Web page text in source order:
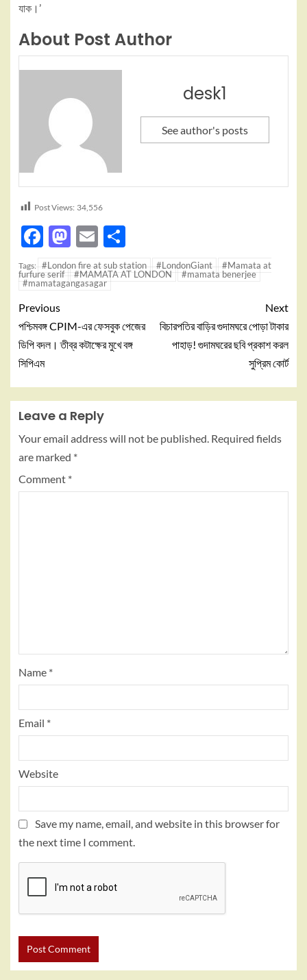
যাক।’
About Post Author
desk1
See author's posts
Post Views: 34,556
Facebook
Mastodon
Email
Tags: #London fire at sub station #LondonGiant
#Mamata at
furfure serif
#MAMATA AT LONDON
#mamata benerjee
#mamatagangasagar
Previous
পশ্চিমবঙ্গ CPIM-এর ফেসবুক পেজের
ডিপি বদল। তীব্র কটাক্ষের মুখে বঙ্গ
সিপিএম
Next
বিচারপতির বাড়ির গুদামঘরে পোড়া টাকার
পাহাড়! গুদামঘরের ছবি প্রকাশ করল
সুপ্রিম কোর্ট
Leave a Reply
Your email address will not be published. Required fields
are marked *
Comment *
Name *
Email *
Website
Save my name, email, and website in this browser for
the next time I comment.